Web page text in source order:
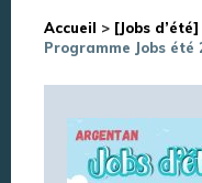
Accueil > [Jobs
Programme Jobs été